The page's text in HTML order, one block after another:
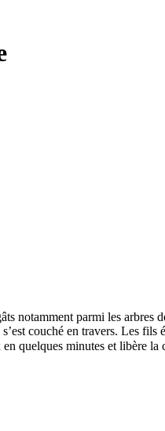
notamment parmi les arbres
couché en travers. Les fils
quelques minutes et libère la